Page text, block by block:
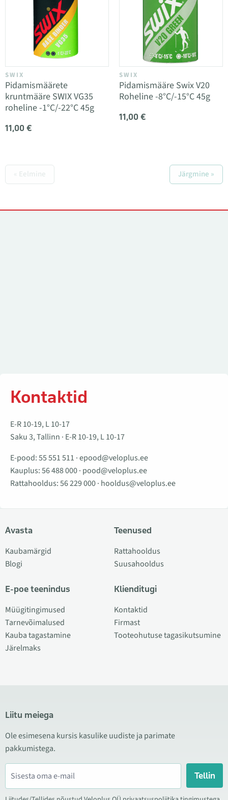
SWIX
Pidamismäärete
kruntmääre SWIX VG35
roheline -1°C/-22°C 45g
11,00 €
SWIX
Pidamismääre Swix V20
Roheline -8°C/-15°C 45g
11,00 €
« Eelmine Järgmine »
Kontaktid
E-R 10-19, L 10-17
Saku 3, Tallinn · E-R 10-19, L 10-17
E-pood:55 551 511 ·epood@veloplus.ee
Kauplus:56 488 000· pood@veloplus.ee
Rattahooldus:56 229 000· hooldus@veloplus.ee
Avasta
Kaubamärgid
Blogi
E-poe teenindus
Müügitingimused
Tarnevõimalused
Kauba tagastamine
Järelmaks
Teenused
Rattahooldus
Suusahooldus
Klienditugi
Kontaktid
Firmast
Tooteohutuse tagasikutsumine
Liitu meiega
Ole esimesena kursis kasulike uudiste ja parimate
pakkumistega.
Tellin